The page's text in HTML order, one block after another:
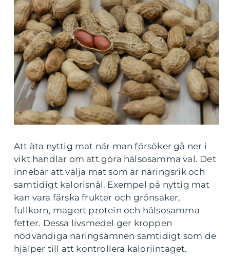
Att äta nyttig mat när man försöker gå ner i
vikt handlar om att göra hälsosamma val. Det
innebär att välja mat som är näringsrik och
samtidigt kalorisnål. Exempel på nyttig mat
kan vara färska frukter och grönsaker,
fullkorn, magert protein och hälsosamma
fetter. Dessa livsmedel ger kroppen
nödvändiga näringsämnen samtidigt som de
hjälper till att kontrollera kaloriintaget.